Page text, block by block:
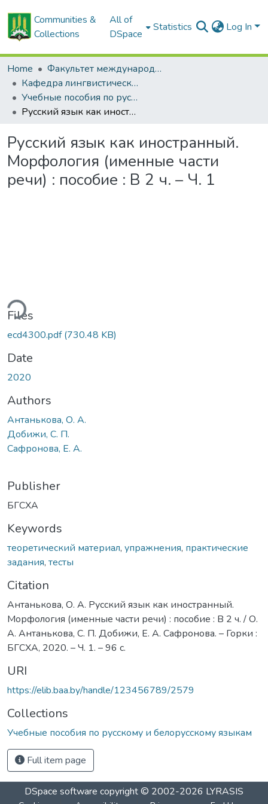
Communities &
Collections
All of
DSpace
Statistics Log In
Home
Факультет международных связей и довузовской подготовки
Кафедра лингвистических дисциплин
Учебные пособия по русскому и белорусскому языкам
Русский язык как иностранный. Морфология (именные части речи) : пособие : В 2 ч. – Ч. 1
Русский язык как иностранный.
Морфология (именные части
речи) : пособие : В 2 ч. – Ч. 1
Files
ecd4300.pdf(730.48 KB)
Date
2020
Authors
Антанькова, О. А.
Добижи, С. П.
Сафронова, Е. А.
Publisher
БГСХА
Keywords
теоретический материал, упражнения, практические
задания, тесты
Citation
Антанькова, О. А. Русский язык как иностранный.
Морфология (именные части речи) : пособие : В 2 ч. / О.
А. Антанькова, С. П. Добижи, Е. А. Сафронова. – Горки :
БГСХА, 2020. – Ч. 1. – 96 с.
URI
https://elib.baa.by/handle/123456789/2579
Collections
Учебные пособия по русскому и белорусскому языкам
Full item page
DSpace software copyright © 2002-2026 LYRASIS